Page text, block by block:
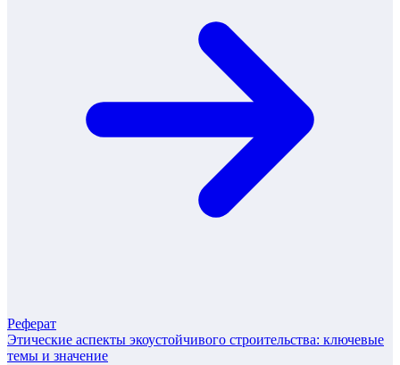
Реферат
Этические аспекты экоустойчивого строительства: ключевые
темы и значение